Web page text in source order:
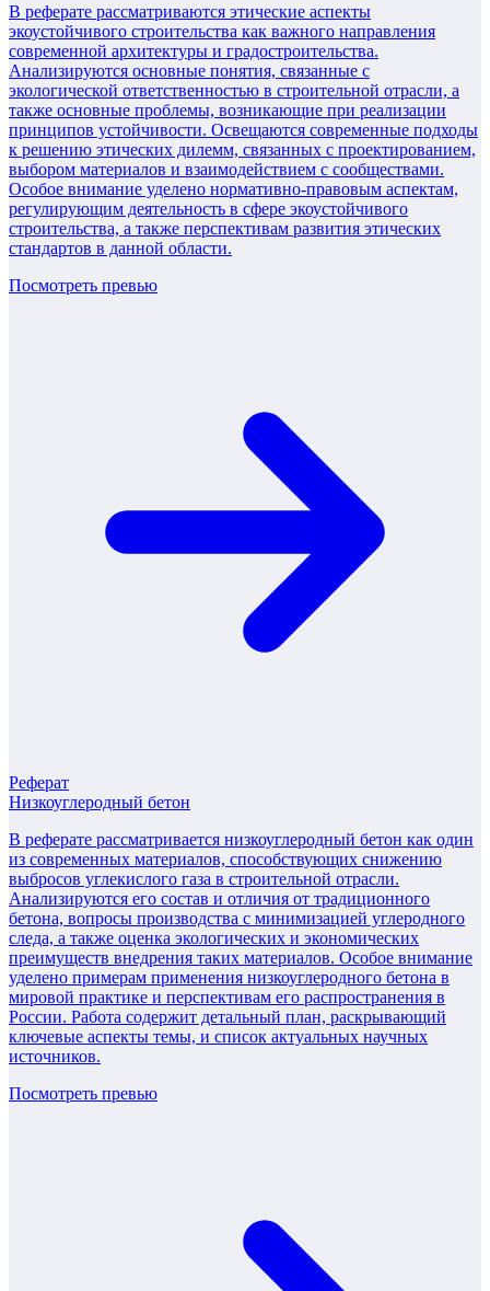
В реферате рассматриваются этические аспекты
экоустойчивого строительства как важного направления
современной архитектуры и градостроительства.
Анализируются основные понятия, связанные с
экологической ответственностью в строительной отрасли, а
также основные проблемы, возникающие при реализации
принципов устойчивости. Освещаются современные подходы
к решению этических дилемм, связанных с проектированием,
выбором материалов и взаимодействием с сообществами.
Особое внимание уделено нормативно-правовым аспектам,
регулирующим деятельность в сфере экоустойчивого
строительства, а также перспективам развития этических
стандартов в данной области.
Посмотреть превью
Реферат
Низкоуглеродный бетон
В реферате рассматривается низкоуглеродный бетон как один
из современных материалов, способствующих снижению
выбросов углекислого газа в строительной отрасли.
Анализируются его состав и отличия от традиционного
бетона, вопросы производства с минимизацией углеродного
следа, а также оценка экологических и экономических
преимуществ внедрения таких материалов. Особое внимание
уделено примерам применения низкоуглеродного бетона в
мировой практике и перспективам его распространения в
России. Работа содержит детальный план, раскрывающий
ключевые аспекты темы, и список актуальных научных
источников.
Посмотреть превью